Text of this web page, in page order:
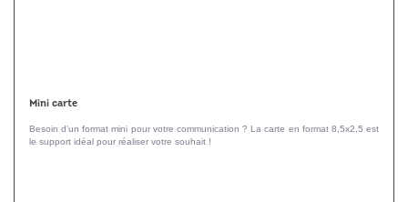
Mini carte
Besoin d'un format mini pour votre communication ? La carte en format 8,5x2,5 est
le support idéal pour réaliser votre souhait !